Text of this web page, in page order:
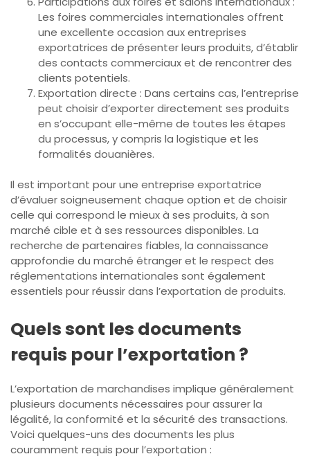
Les foires commerciales internationales offrent
une excellente occasion aux entreprises
exportatrices de présenter leurs produits, d’établir
des contacts commerciaux et de rencontrer des
clients potentiels.
Exportation directe : Dans certains cas, l’entreprise
peut choisir d’exporter directement ses produits
en s’occupant elle-même de toutes les étapes
du processus, y compris la logistique et les
formalités douanières.
Il est important pour une entreprise exportatrice
d’évaluer soigneusement chaque option et de choisir
celle qui correspond le mieux à ses produits, à son
marché cible et à ses ressources disponibles. La
recherche de partenaires fiables, la connaissance
approfondie du marché étranger et le respect des
réglementations internationales sont également
essentiels pour réussir dans l’exportation de produits.
Quels sont les documents
requis pour l’exportation ?
L’exportation de marchandises implique généralement
plusieurs documents nécessaires pour assurer la
légalité, la conformité et la sécurité des transactions.
Voici quelques-uns des documents les plus
couramment requis pour l’exportation :